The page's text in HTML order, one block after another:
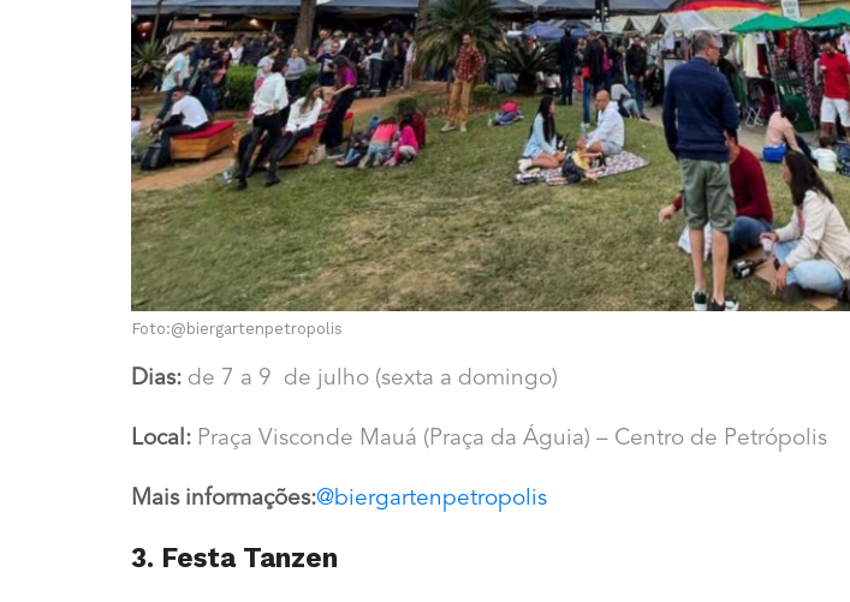
Foto:@biergartenpetropolis
Dias: de 7 a 9 de julho (sexta a domingo)
Local: Praça Visconde Mauá (Praça da Águia) – Centro de Petrópolis
Mais informações:@biergartenpetropolis
3. Festa Tanzen